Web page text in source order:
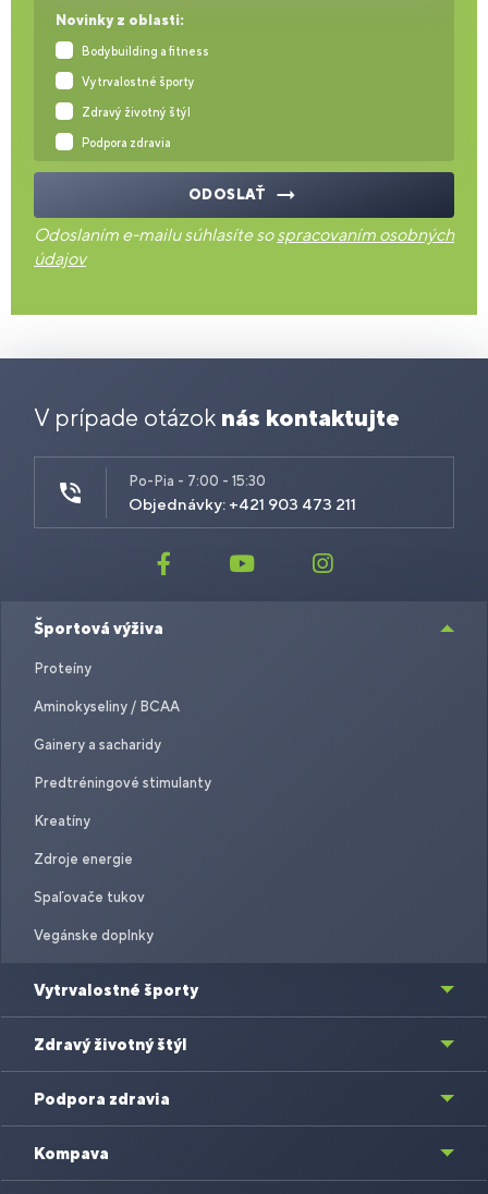
Novinky z oblasti:
Bodybuilding a fitness
Vytrvalostné športy
Zdravý životný štýl
Podpora zdravia
ODOSLAŤ
Odoslaním e-mailu súhlasíte sospracovaním osobných
údajov
V prípade otázok nás kontaktujte
Po-Pia - 7:00 - 15:30
Objednávky: +421 903 473 211
Športová výživa
Proteíny
Aminokyseliny / BCAA
Gainery a sacharidy
Predtréningové stimulanty
Kreatíny
Zdroje energie
Spaľovače tukov
Vegánske doplnky
Vytrvalostné športy
Zdravý životný štýl
Podpora zdravia
Kompava